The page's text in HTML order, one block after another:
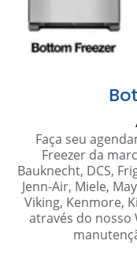
Faça seu
Freezer da
Bauknecht, DCS,
Jenn-Air, Miele,
Viking, Kenmore,
através do nosso